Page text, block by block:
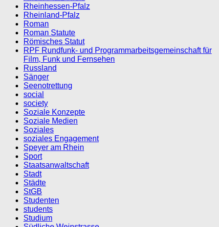
Rheinhessen-Pfalz
Rheinland-Pfalz
Roman
Roman Statute
Römisches Statut
RPF Rundfunk- und Programmarbeitsgemeinschaft für
Film, Funk und Fernsehen
Russland
Sänger
Seenotrettung
social
society
Soziale Konzepte
Soziale Medien
Soziales
soziales Engagement
Speyer am Rhein
Sport
Staatsanwaltschaft
Stadt
Städte
StGB
Studenten
students
Studium